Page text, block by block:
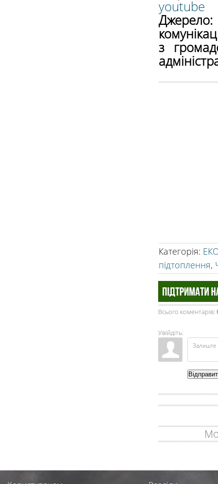
youtube
Джерело:
з
Категорія:
підтоплення,
Всього коментарів:
Увійдіть: